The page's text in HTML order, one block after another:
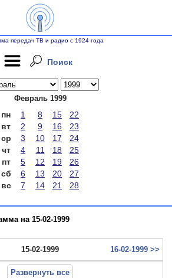
передач ТВ и радио с 1924 года
Поиск
Февраль 1999
пн 1 8 15
22
вт
2 9 16
23
ср
3 10 17
24
чт
4 11 18
25
пт
5 12 19
26
сб
6 13 20
27
вс
7 14 21 28
на 15-02-1999
15-02-1999 16-02-1999 >>
Развернуть все